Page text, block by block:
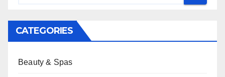
CATEGORIES
Beauty & Spas